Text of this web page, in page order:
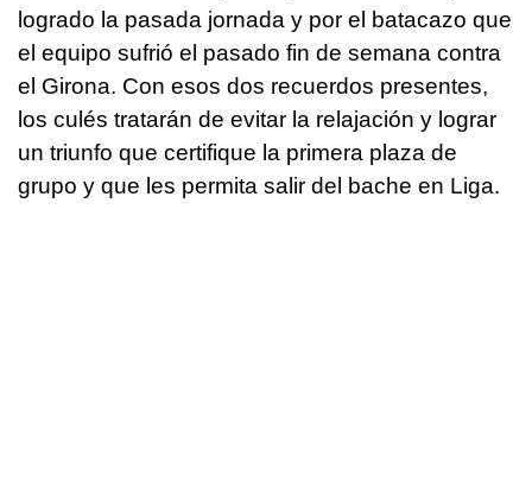
logrado la pasada jornada y por el batacazo que
el equipo sufrió el pasado fin de semana contra
el Girona. Con esos dos recuerdos presentes,
los culés tratarán de evitar la relajación y lograr
un triunfo que certifique la primera plaza de
grupo y que les permita salir del bache en Liga.